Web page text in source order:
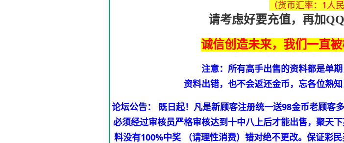
（货币汇率：1人
请考虑好要充值，再加
诚信创造未来，我们一直被
注意：所有高手出售的资料都是单
资料出错，也不会返还金币，忘各位熟
论坛公告： 既日起！凡是新顾客注册统一送98金币老顾客
必须经过审核员严格审核达到十中八上后才能出售，聚天
料没有100%中奖 （请理性消费）错对绝不更改。保证彩